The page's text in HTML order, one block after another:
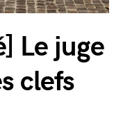
Le juge
clefs